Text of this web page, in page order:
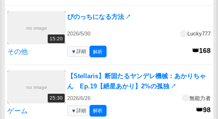
no image
15:20
ぴのっちになる方法 ↗
2026/5/30 Lucky777
その他 👑168
▼詳細 解析
no image
25:30
【Stellaris】断固たるヤンデレ機械：あかりちゃ
ん Ep.19【紲星あかり】2%の孤独 ↗
2026/6/26 無能力者
ゲーム 👑98
▼詳細 解析